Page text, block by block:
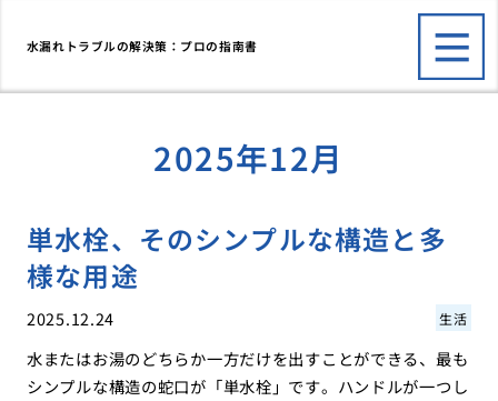
水漏れトラブルの解決策：プロの指南書
2025年12月
単水栓、そのシンプルな構造と多
様な用途
2025.12.24 生活
水またはお湯のどちらか一方だけを出すことができる、最も
シンプルな構造の蛇口が「単水栓」です。ハンドルが一つし